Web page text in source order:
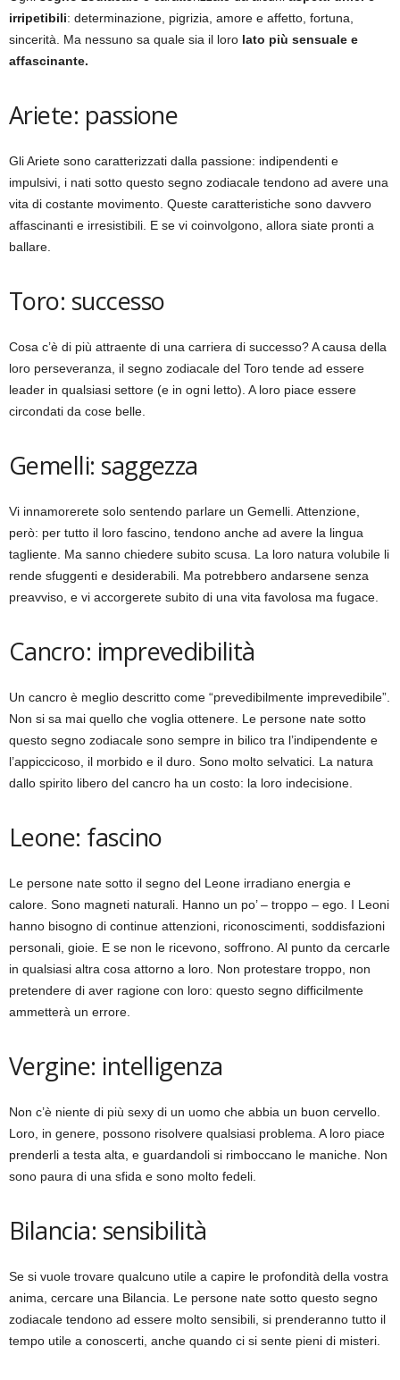
irripetibili: determinazione, pigrizia, amore e affetto, fortuna,
sincerità. Ma nessuno sa quale sia il loro lato più sensuale e
affascinante.
Ariete: passione
Gli Ariete sono caratterizzati dalla passione: indipendenti e
impulsivi, i nati sotto questo segno zodiacale tendono ad avere una
vita di costante movimento. Queste caratteristiche sono davvero
affascinanti e irresistibili. E se vi coinvolgono, allora siate pronti a
ballare.
Toro: successo
Cosa c’è di più attraente di una carriera di successo? A causa della
loro perseveranza, il segno zodiacale del Toro tende ad essere
leader in qualsiasi settore (e in ogni letto). A loro piace essere
circondati da cose belle.
Gemelli: saggezza
Vi innamorerete solo sentendo parlare un Gemelli. Attenzione,
però: per tutto il loro fascino, tendono anche ad avere la lingua
tagliente. Ma sanno chiedere subito scusa. La loro natura volubile li
rende sfuggenti e desiderabili. Ma potrebbero andarsene senza
preavviso, e vi accorgerete subito di una vita favolosa ma fugace.
Cancro: imprevedibilità
Un cancro è meglio descritto come “prevedibilmente imprevedibile”.
Non si sa mai quello che voglia ottenere. Le persone nate sotto
questo segno zodiacale sono sempre in bilico tra l’indipendente e
l’appiccicoso, il morbido e il duro. Sono molto selvatici. La natura
dallo spirito libero del cancro ha un costo: la loro indecisione.
Leone: fascino
Le persone nate sotto il segno del Leone irradiano energia e
calore. Sono magneti naturali. Hanno un po’ – troppo – ego. I Leoni
hanno bisogno di continue attenzioni, riconoscimenti, soddisfazioni
personali, gioie. E se non le ricevono, soffrono. Al punto da cercarle
in qualsiasi altra cosa attorno a loro. Non protestare troppo, non
pretendere di aver ragione con loro: questo segno difficilmente
ammetterà un errore.
Vergine: intelligenza
Non c’è niente di più sexy di un uomo che abbia un buon cervello.
Loro, in genere, possono risolvere qualsiasi problema. A loro piace
prenderli a testa alta, e guardandoli si rimboccano le maniche. Non
sono paura di una sfida e sono molto fedeli.
Bilancia: sensibilità
Se si vuole trovare qualcuno utile a capire le profondità della vostra
anima, cercare una Bilancia. Le persone nate sotto questo segno
zodiacale tendono ad essere molto sensibili, si prenderanno tutto il
tempo utile a conoscerti, anche quando ci si sente pieni di misteri.